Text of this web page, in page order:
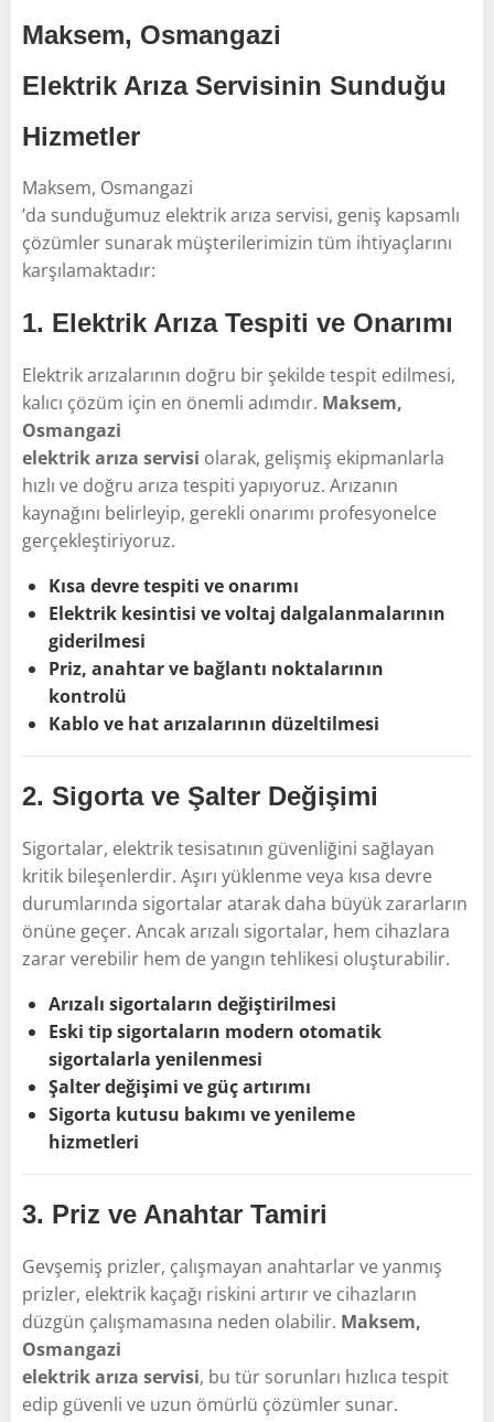
Maksem, Osmangazi
Elektrik Arıza Servisinin Sunduğu
Hizmetler
Maksem, Osmangazi
’da sunduğumuz elektrik arıza servisi, geniş kapsamlı
çözümler sunarak müşterilerimizin tüm ihtiyaçlarını
karşılamaktadır:
1. Elektrik Arıza Tespiti ve Onarımı
Elektrik arızalarının doğru bir şekilde tespit edilmesi,
kalıcı çözüm için en önemli adımdır. Maksem,
Osmangazi
elektrik arıza servisi olarak, gelişmiş ekipmanlarla
hızlı ve doğru arıza tespiti yapıyoruz. Arızanın
kaynağını belirleyip, gerekli onarımı profesyonelce
gerçekleştiriyoruz.
Kısa devre tespiti ve onarımı
Elektrik kesintisi ve voltaj dalgalanmalarının
giderilmesi
Priz, anahtar ve bağlantı noktalarının
kontrolü
Kablo ve hat arızalarının düzeltilmesi
2. Sigorta ve Şalter Değişimi
Sigortalar, elektrik tesisatının güvenliğini sağlayan
kritik bileşenlerdir. Aşırı yüklenme veya kısa devre
durumlarında sigortalar atarak daha büyük zararların
önüne geçer. Ancak arızalı sigortalar, hem cihazlara
zarar verebilir hem de yangın tehlikesi oluşturabilir.
Arızalı sigortaların değiştirilmesi
Eski tip sigortaların modern otomatik
sigortalarla yenilenmesi
Şalter değişimi ve güç artırımı
Sigorta kutusu bakımı ve yenileme
hizmetleri
3. Priz ve Anahtar Tamiri
Gevşemiş prizler, çalışmayan anahtarlar ve yanmış
prizler, elektrik kaçağı riskini artırır ve cihazların
düzgün çalışmamasına neden olabilir. Maksem,
Osmangazi
elektrik arıza servisi, bu tür sorunları hızlıca tespit
edip güvenli ve uzun ömürlü çözümler sunar.